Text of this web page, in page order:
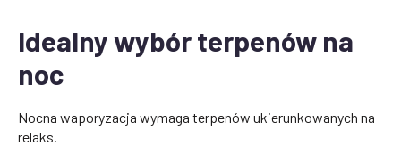
Idealny wybór terpenów na
noc
Nocna waporyzacja wymaga terpenów ukierunkowanych na
relaks.